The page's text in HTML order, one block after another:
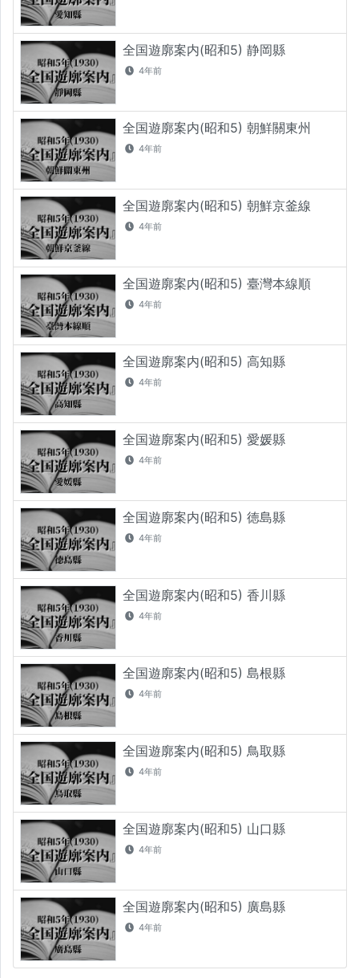
全国遊廓案内(昭和5) 静岡縣
4年前
全国遊廓案内(昭和5) 朝鮮關東州
4年前
全国遊廓案内(昭和5) 朝鮮京釜線
4年前
全国遊廓案内(昭和5) 臺灣本線順
4年前
全国遊廓案内(昭和5) 高知縣
4年前
全国遊廓案内(昭和5) 愛媛縣
4年前
全国遊廓案内(昭和5) 徳島縣
4年前
全国遊廓案内(昭和5) 香川縣
4年前
全国遊廓案内(昭和5) 島根縣
4年前
全国遊廓案内(昭和5) 鳥取縣
4年前
全国遊廓案内(昭和5) 山口縣
4年前
全国遊廓案内(昭和5) 廣島縣
4年前